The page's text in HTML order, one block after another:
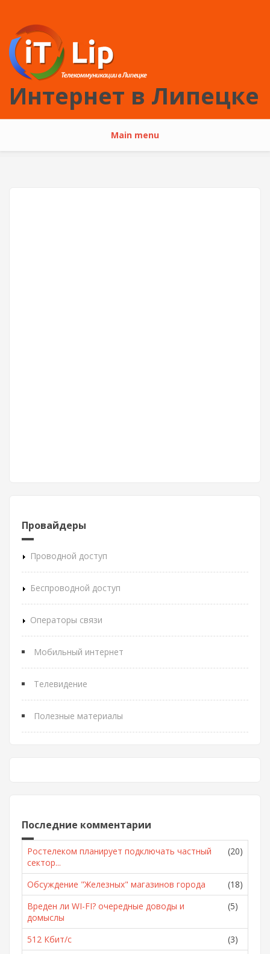
Интернет в Липецке
Main menu
Провайдеры
Проводной доступ
Беспроводной доступ
Операторы связи
Мобильный интернет
Телевидение
Полезные материалы
Последние комментарии
Ростелеком планирует подключать частный
сектор...
(20)
Обсуждение "Железных" магазинов города
(18)
Вреден ли WI-FI? очередные доводы и
домыслы
(5)
512 Кбит/с
(3)